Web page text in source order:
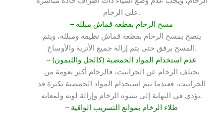
على الرخام.
– مسح الرخام بقطعة قماش مبللة
ينصح بمسح الرخام بقطعة قماش نظيفة ومبللة، ويتم
المسح برفق حتى يتم إزالة جميع الأتربة والأوساخ.
– عدم استخدام المواد الحمضية (كالخل والليمون)
يختلف الرخام عن الجرانيت، فالرخام أكثر نعومة من
الجرانيت، فعندما يتم استخدام المواد الحمضية بكثرة قد
يؤدي في النهاية إلى تشوه الرخام وإزالة لونه ولمعانه.
– طلاء الرخام بموانع التسريب الواقية